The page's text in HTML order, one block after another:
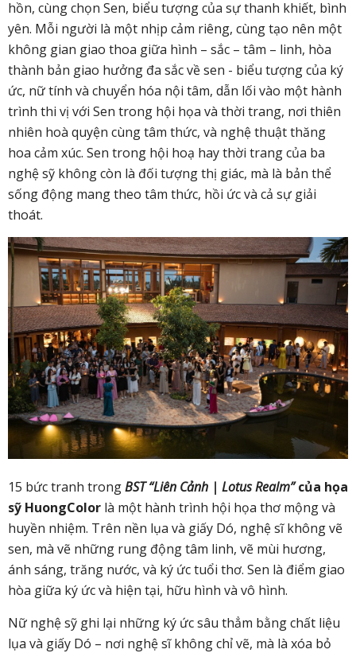
hồn, cùng chọn Sen, biểu tượng của sự thanh khiết, bình
yên. Mỗi người là một nhịp cảm riêng, cùng tạo nên một
không gian giao thoa giữa hình – sắc – tâm – linh, hòa
thành bản giao hưởng đa sắc về sen - biểu tượng của ký
ức, nữ tính và chuyển hóa nội tâm, dẫn lối vào một hành
trình thi vị với Sen trong hội họa và thời trang, nơi thiên
nhiên hoà quyện cùngtâm thức, và nghệ thuậtthăng
hoa cảm xúc. Sen trong hội hoạ hay thời trang của ba
nghệ sỹ không còn là đối tượng thị giác, mà là bản thể
sống động mang theo tâm thức, hồi ức và cả sự giải
thoát.
15 bức tranh trongBST “Liên Cảnh | Lotus Realm” của họa
sỹ HuongColor là một hành trình hội họa thơ mộng và
huyền nhiệm. Trên nền lụa và giấy Dó, nghệ sĩ không vẽ
sen, mà vẽ những rung động tâm linh, vẽ mùi hương,
ánh sáng, trăng nước, và ký ức tuổi thơ. Sen là điểm giao
hòa giữa ký ức và hiện tại, hữu hình và vô hình.
Nữ nghệ sỹ ghi lại những ký ức sâu thẳm bằng chất liệu
lụa và giấy Dó – nơi nghệ sĩ không chỉ vẽ, mà là xóa bỏ